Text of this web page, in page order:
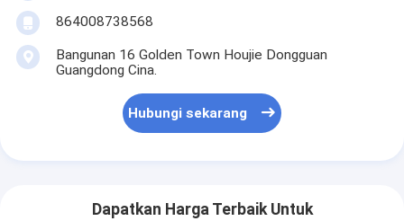
864008738568
Bangunan 16 Golden Town Houjie Dongguan
Guangdong Cina.
Hubungi sekarang
Dapatkan Harga Terbaik Untuk